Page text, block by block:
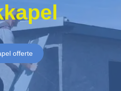
offerte